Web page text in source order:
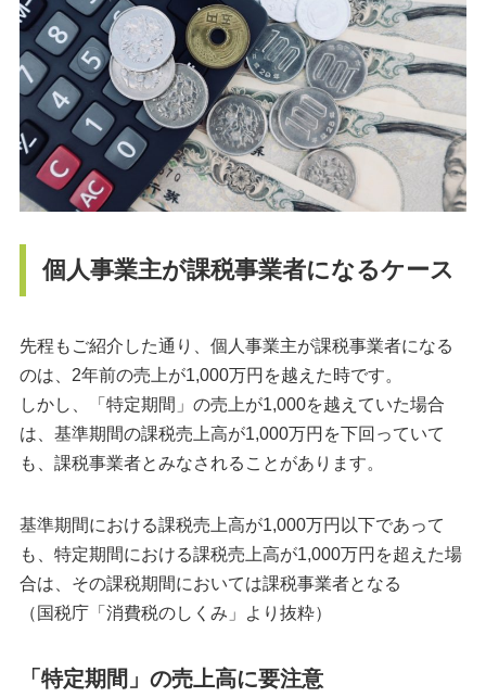
個人事業主が課税事業者になるケース
先程もご紹介した通り、個人事業主が課税事業者になる
のは、2年前の売上が1,000万円を越えた時です。
しかし、「特定期間」の売上が1,000を越えていた場合
は、基準期間の課税売上高が1,000万円を下回っていて
も、課税事業者とみなされることがあります。
基準期間における課税売上高が1,000万円以下であって
も、特定期間における課税売上高が1,000万円を超えた場
合は、その課税期間においては課税事業者となる
（国税庁「消費税のしくみ」より抜粋）
「特定期間」の売上高に要注意